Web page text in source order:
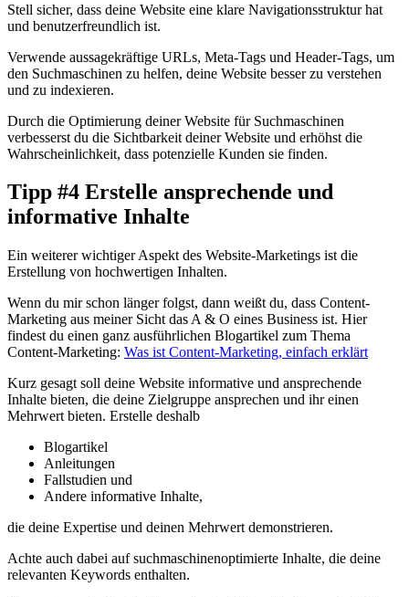
Stell sicher, dass deine Website eine klare Navigationsstruktur hat
und benutzerfreundlich ist.
Verwende aussagekräftige URLs, Meta-Tags und Header-Tags, um
den Suchmaschinen zu helfen, deine Website besser zu verstehen
und zu indexieren.
Durch die Optimierung deiner Website für Suchmaschinen
verbesserst du die Sichtbarkeit deiner Website und erhöhst die
Wahrscheinlichkeit, dass potenzielle Kunden sie finden.
Tipp #4 Erstelle ansprechende und
informative Inhalte
Ein weiterer wichtiger Aspekt des Website-Marketings ist die
Erstellung von hochwertigen Inhalten.
Wenn du mir schon länger folgst, dann weißt du, dass Content-
Marketing aus meiner Sicht das A & O eines Business ist. Hier
findest du einen ganz ausführlichen Blogartikel zum Thema
Content-Marketing: Was ist Content-Marketing, einfach erklärt
Kurz gesagt soll deine Website informative und ansprechende
Inhalte bieten, die deine Zielgruppe ansprechen und ihr einen
Mehrwert bieten. Erstelle deshalb
Blogartikel
Anleitungen
Fallstudien und
Andere informative Inhalte,
die deine Expertise und deinen Mehrwert demonstrieren.
Achte auch dabei auf suchmaschinenoptimierte Inhalte, die deine
relevanten Keywords enthalten.